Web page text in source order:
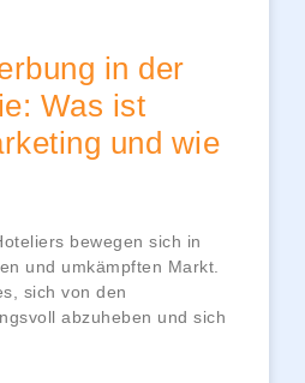
in der
Was ist
und wie
bewegen sich in
und umkämpften Markt.
sich von den
abzuheben und sich